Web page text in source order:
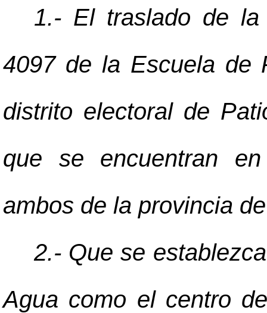
1.- El traslado de la
4097 de la Escuela de
distrito electoral de
que se encuentran
ambos de la provincia
2.- Que se
Agua como el centro